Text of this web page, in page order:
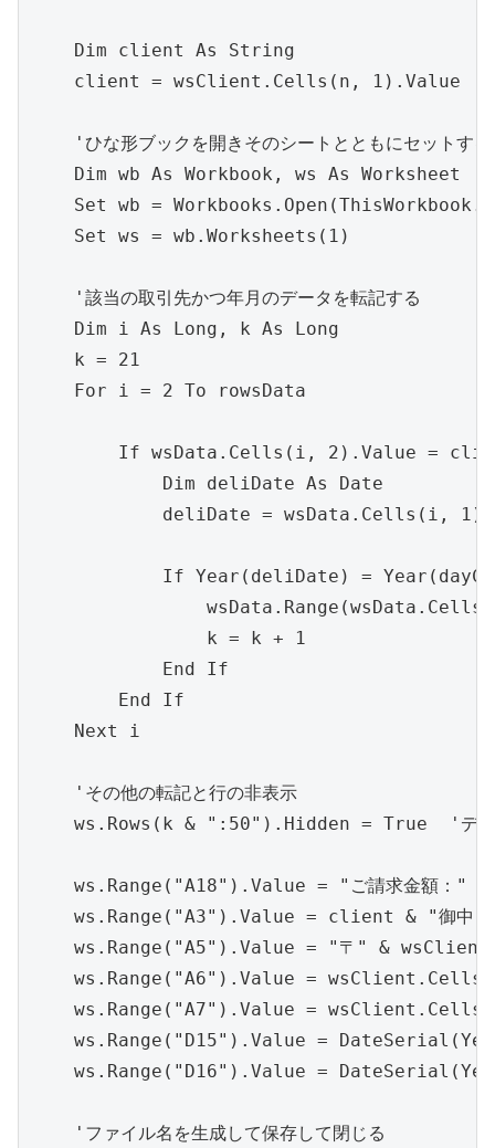
    Dim client As String
    client = wsClient.Cells(n, 1).Value
    'ひな形ブックを開きそのシートとともにセットする
    Dim wb As Workbook, ws As Worksheet
Set wb =
    Set ws = wb.Worksheets(1)
    '該当の取引先かつ年月のデータを転記する
    Dim i As Long, k As Long
    k = 21
    For i = 2 To rowsData
If wsData.Cells(i, 2).Value =
            Dim deliDate As Date
deliDate = wsData.Cells(i,
If Year(deliDate) =
                k = k + 1
            End If
        End If
    Next i
    'その他の転記と行の非表示
ws.Rows(k & ":50").Hidden = True  'デー
ws.Range("A18").Value = "ご請求金額："
ws.Range("A3").Value = client & "御中"
ws.Range("A5").Value = "〒" &
ws.Range("A6").Value =
ws.Range("A7").Value =
ws.Range("D15").Value =
ws.Range("D16").Value =
    'ファイル名を生成して保存して閉じる